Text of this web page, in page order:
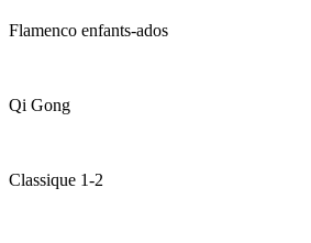
Flamenco enfants-ados
Qi Gong
Classique 1-2